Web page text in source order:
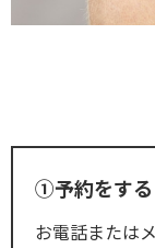
①予約をする
お電話または